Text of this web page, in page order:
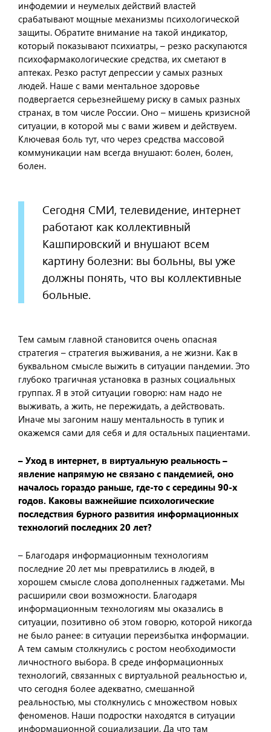
инфодемии и неумелых действий властей
срабатывают мощные механизмы психологической
защиты. Обратите внимание на такой индикатор,
который показывают психиатры, – резко раскупаются
психофармакологические средства, их сметают в
аптеках. Резко растут депрессии у самых разных
людей. Наше с вами ментальное здоровье
подвергается серьезнейшему риску в самых разных
странах, в том числе России. Оно – мишень кризисной
ситуации, в которой мы с вами живем и действуем.
Ключевая боль тут, что через средства массовой
коммуникации нам всегда внушают: болен, болен,
болен.
Сегодня СМИ, телевидение, интернет
работают как коллективный
Кашпировский и внушают всем
картину болезни: вы больны, вы уже
должны понять, что вы коллективные
больные.
Тем самым главной становится очень опасная
стратегия – стратегия выживания, а не жизни. Как в
буквальном смысле выжить в ситуации пандемии. Это
глубоко трагичная установка в разных социальных
группах. Я в этой ситуации говорю: нам надо не
выживать, а жить, не пережидать, а действовать.
Иначе мы загоним нашу ментальность в тупик и
окажемся сами для себя и для остальных пациентами.
– Уход в интернет, в виртуальную реальность –
явление напрямую не связано с пандемией, оно
началось гораздо раньше, где-то с середины 90-х
годов. Каковы важнейшие психологические
последствия бурного развития информационных
технологий последних 20 лет?
– Благодаря информационным технологиям
последние 20 лет мы превратились в людей, в
хорошем смысле слова дополненных гаджетами. Мы
расширили свои возможности. Благодаря
информационным технологиям мы оказались в
ситуации, позитивно об этом говорю, которой никогда
не было ранее: в ситуации переизбытка информации.
А тем самым столкнулись с ростом необходимости
личностного выбора. В среде информационных
технологий, связанных с виртуальной реальностью и,
что сегодня более адекватно, смешанной
реальностью, мы столкнулись с множеством новых
феноменов. Наши подростки находятся в ситуации
информационной социализации. Да что там